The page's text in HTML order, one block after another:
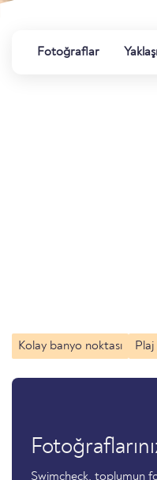
Fotoğraflar
Kolay banyo noktası Plaj
Swimcheck, toplumun